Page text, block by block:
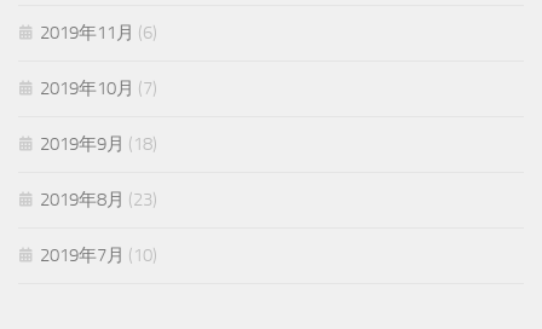
2019年11月 (6)
2019年10月 (7)
2019年9月 (18)
2019年8月 (23)
2019年7月 (10)